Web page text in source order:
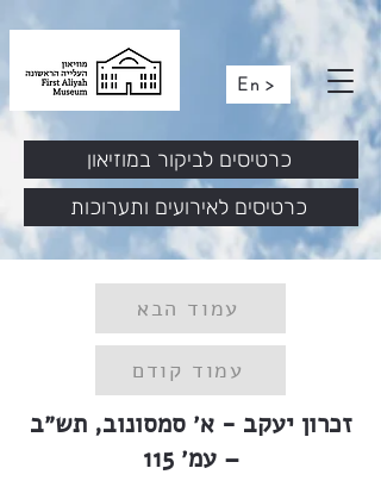
En >
כרטיסים לאירועים ותערוכות
כרטיסים לביקור במוזיאון
עמוד הבא
עמוד קודם
זכרון יעקב - א׳ סמסונוב, תש״ב
– עמ׳ 115